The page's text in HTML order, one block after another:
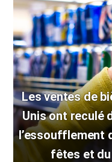
Les ventes de
Unis ont reculé
l’essoufflement
fêtes et